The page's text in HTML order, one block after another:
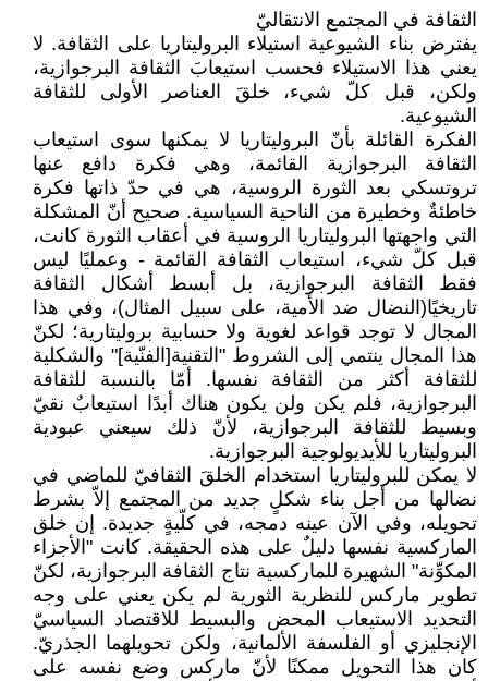
الثقافة في المجتمع الانتقاليّ
يفترض بناء الشيوعية استيلاء البروليتاريا على الثقافة. لا
يعني هذا الاستيلاء فحسب استيعابَ الثقافة ‏البرجوازية،
ولكن، قبل كلّ شيء، خلقَ العناصر الأولى للثقافة
الشيوعية‎.‎
الفكرة القائلة بأنّ البروليتاريا لا يمكنها سوى استيعاب
الثقافة البرجوازية القائمة، وهي فكرة دافع عنها
‏تروتسكي بعد الثورة الروسية، هي في حدّ ذاتها فكرة
خاطئةٌ وخطيرة من الناحية السياسية. صحيح أنّ ‏المشكلة
التي واجهتها البروليتاريا الروسية في أعقاب الثورة كانت،
قبل كلّ شيء، استيعاب الثقافة القائمة ‏‏- وعمليًا ليس
فقط الثقافة البرجوازية، بل أبسط أشكال الثقافة
تاريخيًا(النضال ضد الأمية، على سبيل ‏المثال)، وفي هذا
المجال لا توجد قواعد لغوية ولا حسابية بروليتارية؛ لكنّ
هذا المجال ينتمي إلى الشروط ‏‏"التقنية[الفنّية]" والشكلية
للثقافة أكثر من الثقافة نفسها. أمّا بالنسبة للثقافة
البرجوازية، فلم يكن ولن يكون ‏هناك أبدًا استيعابٌ نقيّ
وبسيط للثقافة البرجوازية، لأنّ ذلك سيعني عبودية
البروليتاريا للأيديولوجية ‏البرجوازية.‏
لا يمكن للبروليتاريا استخدام الخلقَ الثقافيّ للماضي في
نضالها من أجل بناء شكلٍ جديد من المجتمع إلاّ ‏بشرط
تحويله، وفي الآن عينه دمجه، في كلّيةٍ جديدة. إن خلق
الماركسية نفسها دليلٌ على هذه الحقيقة. ‏كانت "الأجزاء
المكوِّنة" الشهيرة للماركسية نتاج الثقافة البرجوازية، لكنّ
تطوير ماركس للنظرية الثورية لم ‏يكن يعني على وجه
التحديد الاستيعاب المحض والبسيط للاقتصاد السياسيّ
الإنجليزي أو الفلسفة ‏الألمانية، ولكن تحويلهما الجذريّ.
كان هذا التحويل ممكنًا لأنّ ماركس وضع نفسه على